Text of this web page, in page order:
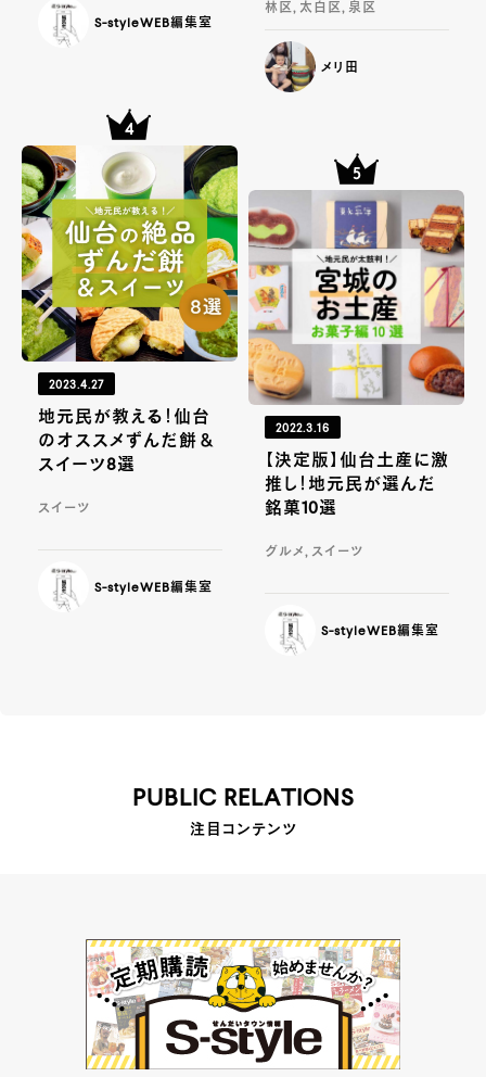
S-styleWEB編集室
林区, 太白区, 泉区
メリ田
2023.4.27
地元民が教える！仙台
のオススメずんだ餅＆
スイーツ8選
スイーツ
S-styleWEB編集室
2022.3.16
【決定版】仙台土産に激
推し！地元民が選んだ
銘菓10選
グルメ, スイーツ
S-styleWEB編集室
PUBLIC RELATIONS
注目コンテンツ